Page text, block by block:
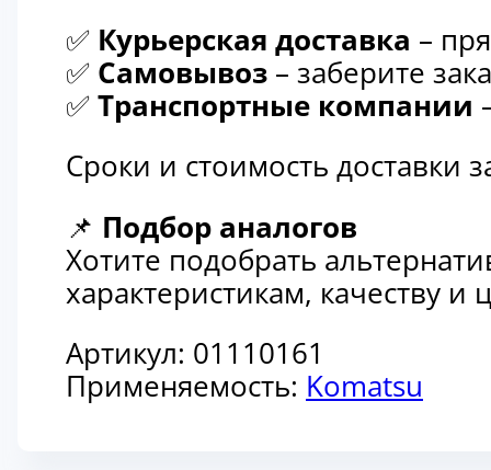
✅ Курьерская доставка –
✅ Самовывоз – заберите
✅ Транспортные компании
Сроки и стоимость доставки
📌 Подбор аналогов
Хотите подобрать
характеристикам, качеству
Артикул: 01110161
Применяемость: Komatsu